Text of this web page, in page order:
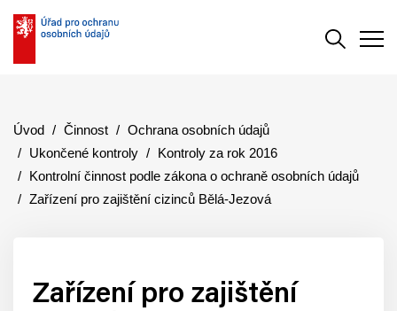
Úvod Činnost
Ochrana osobních údajů
Ukončené kontroly
Kontroly za rok 2016
Kontrolní činnost podle zákona o ochraně osobních údajů
Zařízení pro zajištění cizinců Bělá-Jezová
Zařízení pro zajištění